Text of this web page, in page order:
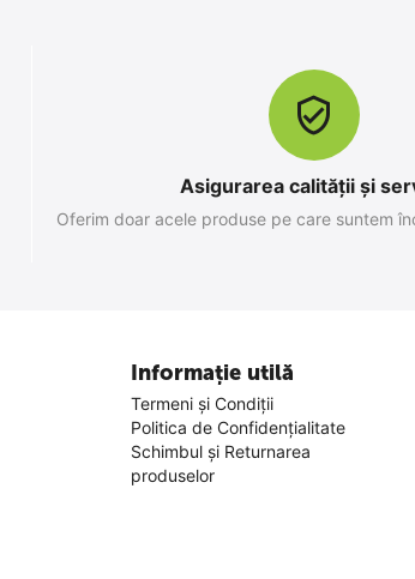
Asigurarea calității și
Oferim doar acele produse pe care suntem
Informație utilă
Termeni și Condiții
Politica de Confidențialitate
Schimbul și Returnarea
produselor